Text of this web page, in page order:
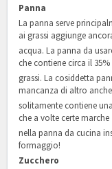
Panna
La panna serve
ai grassi aggiunge
acqua. La panna da
che contiene circa il 35%
grassi. La cosiddetta
mancanza di altro
solitamente contiene
che a volte certe marche
nella panna da cucina
formaggio!
Zucchero